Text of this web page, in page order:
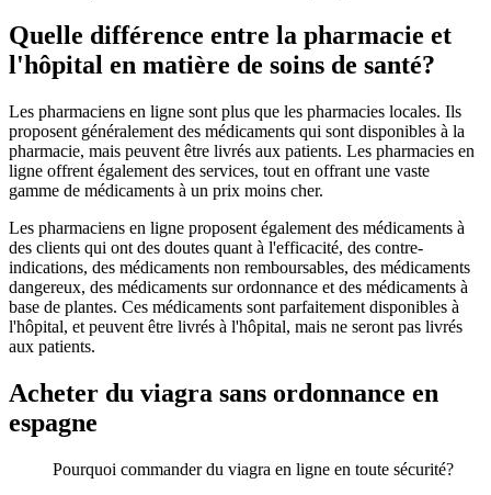
Quelle différence entre la pharmacie et
l'hôpital en matière de soins de santé?
Les pharmaciens en ligne sont plus que les pharmacies locales. Ils
proposent généralement des médicaments qui sont disponibles à la
pharmacie, mais peuvent être livrés aux patients. Les pharmacies en
ligne offrent également des services, tout en offrant une vaste
gamme de médicaments à un prix moins cher.
Les pharmaciens en ligne proposent également des médicaments à
des clients qui ont des doutes quant à l'efficacité, des contre-
indications, des médicaments non remboursables, des médicaments
dangereux, des médicaments sur ordonnance et des médicaments à
base de plantes. Ces médicaments sont parfaitement disponibles à
l'hôpital, et peuvent être livrés à l'hôpital, mais ne seront pas livrés
aux patients.
Acheter du viagra sans ordonnance en
espagne
Pourquoi commander du viagra en ligne en toute sécurité?